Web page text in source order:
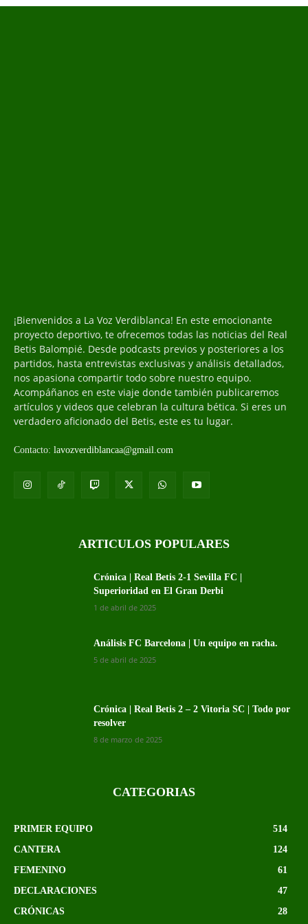
¡Bienvenidos a La Voz Verdiblanca! En este emocionante
proyecto deportivo, te ofrecemos todas las noticias del Real
Betis Balompié. Desde podcasts previos y posteriores a los
partidos, hasta entrevistas exclusivas y análisis detallados,
nos apasiona compartir todo sobre nuestro equipo.
Acompáñanos en este viaje donde también publicaremos
artículos y videos que celebran la cultura bética. Si eres un
verdadero aficionado del Betis, este es tu lugar.
Contacto: lavozverdiblancaa@gmail.com
ARTICULOS POPULARES
Crónica | Real Betis 2-1 Sevilla FC |
Superioridad en El Gran Derbi
1 de abril de 2025
Análisis FC Barcelona | Un equipo en racha.
5 de abril de 2025
Crónica | Real Betis 2 – 2 Vitoria SC | Todo por
resolver
8 de marzo de 2025
CATEGORIAS
PRIMER EQUIPO
514
CANTERA
124
FEMENINO
61
DECLARACIONES
47
CRÓNICAS
28